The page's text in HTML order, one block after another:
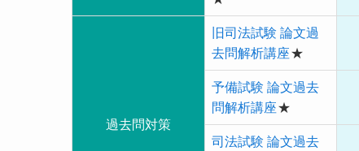
過去問対策
旧司法試験 論文過
去問解析講座★
予備試験 論文過去
問解析講座★
司法試験 論文過去